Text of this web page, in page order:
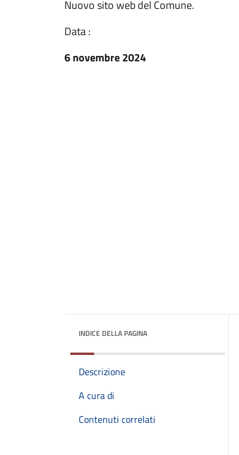
Nuovo sito web del Comune.
Data :
6 novembre 2024
INDICE DELLA PAGINA
Descrizione
A cura di
Contenuti correlati